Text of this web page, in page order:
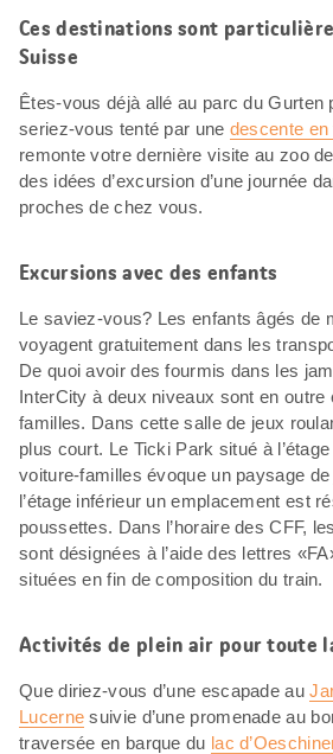
Ces destinations sont
Suisse
Êtes-vous déjà allé au parc du Gurten
seriez-vous tenté par une descente en
remonte votre dernière visite au zoo
des idées d’excursion d’une journée
proches de chez vous.
Excursions avec des enfants
Le saviez-vous? Les enfants âgés de
voyagent gratuitement dans les
De quoi avoir des fourmis dans les
InterCity à deux niveaux sont en outre
familles. Dans cette salle de jeux
plus court. Le Ticki Park situé à
voiture-familles évoque un paysage de
l’étage inférieur un emplacement est
poussettes. Dans l’horaire des CFF,
sont désignées à l’aide des lettres
situées en fin de composition du train.
Activités de plein air pour toute
Que diriez-vous d’une escapade au
Lucerne suivie d’une promenade au
traversée en barque du lac